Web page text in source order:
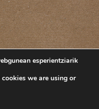
esperientziarik
we are using or